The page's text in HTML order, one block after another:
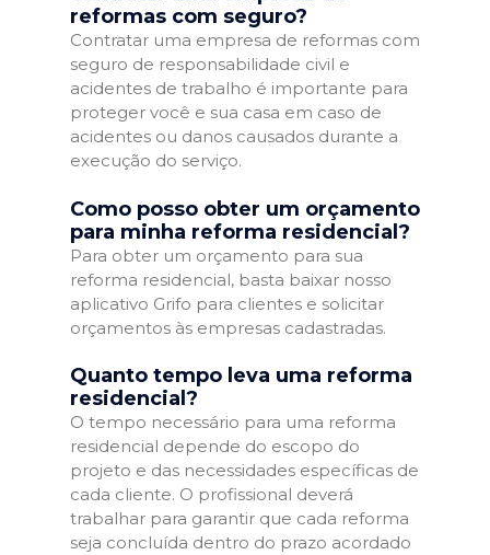
reformas com seguro?
Contratar uma empresa de reformas com
seguro de responsabilidade civil e
acidentes de trabalho é importante para
proteger você e sua casa em caso de
acidentes ou danos causados durante a
execução do serviço.
Como posso obter um orçamento
para minha reforma residencial?
Para obter um orçamento para sua
reforma residencial, basta baixar nosso
aplicativo Grifo para clientes e solicitar
orçamentos às empresas cadastradas.
Quanto tempo leva uma reforma
residencial?
O tempo necessário para uma reforma
residencial depende do escopo do
projeto e das necessidades específicas de
cada cliente. O profissional deverá
trabalhar para garantir que cada reforma
seja concluída dentro do prazo acordado